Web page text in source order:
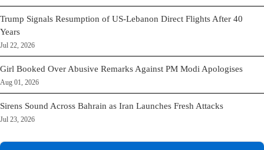
Trump Signals Resumption of US-Lebanon Direct Flights After 40
Years
Jul 22, 2026
Girl Booked Over Abusive Remarks Against PM Modi Apologises
Aug 01, 2026
Sirens Sound Across Bahrain as Iran Launches Fresh Attacks
Jul 23, 2026